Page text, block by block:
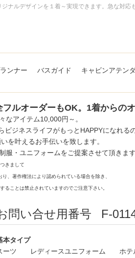
ナルデザインを１着～実現できます。急な対
FAQ
ンナー バスガイド
キャビンアテン
ルオーダーもOK。1着からの
なアイテム10,000円～。
ビジネスライフがもっとHAPPYになれる
を叶えるお手伝いを致します。
服・ユニフォームをご提案させて頂きま
きまして
、著作権法により認められている場合を除き、
ることは禁止されていますのでご注意下さい。
問い合せ用番号 F-
本タイプ
ーツ
レディースユニフォーム
ホテ